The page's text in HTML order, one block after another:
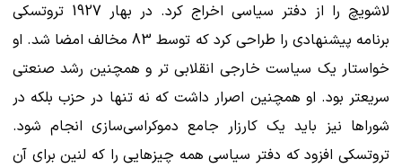
لاشویچ را از دفتر سیاسی اخراج کرد. در بهار 1927 تروتسکی
برنامه پیشنهادی را طراحی کرد که توسط 83 مخالف امضا شد. او
خواستار یک سیاست خارجی انقلابی تر و همچنین رشد صنعتی
سریعتر بود. او همچنین اصرار داشت که نه تنها در حزب بلکه در
شوراها نیز باید یک کارزار جامع دموکراسی‌سازی انجام شود.
تروتسکی افزود که دفتر سیاسی همه چیزهایی را که لنین برای آن